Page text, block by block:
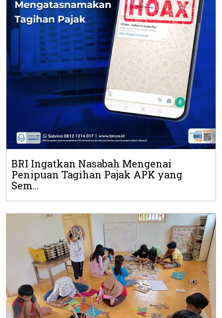
BRI Ingatkan Nasabah Mengenai
Penipuan Tagihan Pajak APK yang
Sem...